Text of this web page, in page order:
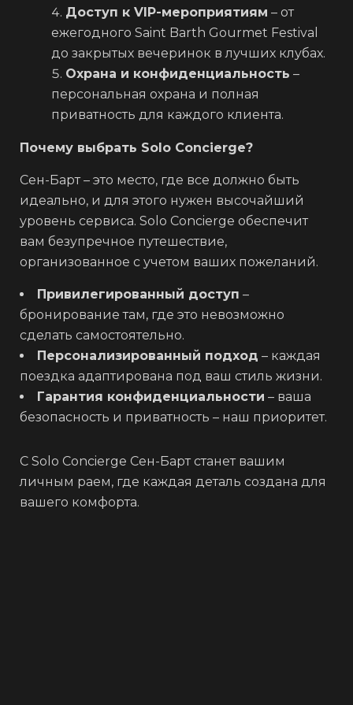
Доступ к VIP-мероприятиям – от
ежегодного Saint Barth Gourmet Festival
до закрытых вечеринок в лучших клубах.
Охрана и конфиденциальность –
персональная охрана и полная
приватность для каждого клиента.
Почему выбрать Solo Concierge?
Сен-Барт – это место, где все должно быть
идеально, и для этого нужен высочайший
уровень сервиса. Solo Concierge обеспечит
вам безупречное путешествие,
организованное с учетом ваших пожеланий.
Привилегированный доступ –
бронирование там, где это невозможно
сделать самостоятельно.
Персонализированный подход – каждая
поездка адаптирована под ваш стиль жизни.
Гарантия конфиденциальности – ваша
безопасность и приватность – наш приоритет.
С Solo Concierge Сен-Барт станет вашим
личным раем, где каждая деталь создана для
вашего комфорта.